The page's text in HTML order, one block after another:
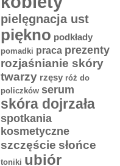
pielęgnacja ust
piękno podkłady
pomadki praca prezenty
rozjaśnianie skóry
twarzy rzęsy róż do
policzków serum
skóra dojrzała
spotkania
kosmetyczne
szczęście słońce
toniki ubiór